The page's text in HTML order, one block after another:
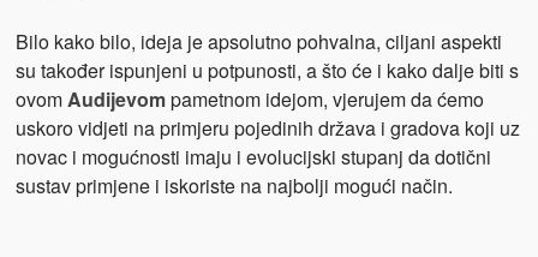
Bilo kako bilo, ideja je apsolutno pohvalna, ciljani aspekti
su također ispunjeni u potpunosti, a što će i kako dalje biti s
ovomAudijevompametnom idejom, vjerujem da ćemo
uskoro vidjeti na primjeru pojedinih država i gradova koji uz
novac i mogućnosti imaju i evolucijski stupanj da dotični
sustav primjene i iskoriste na najbolji mogući način.